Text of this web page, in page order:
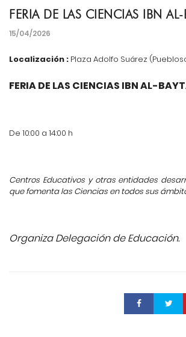
FERIA DE LAS CIENCIAS IBN AL-
15/04/2026
Localización : Plaza Adolfo Suárez
FERIA DE LAS CIENCIAS IBN AL-
De 10:00 a 14:00 h
Centros Educativos y otras entidades
que fomenta las Ciencias en todos sus
Organiza Delegación de Educación.